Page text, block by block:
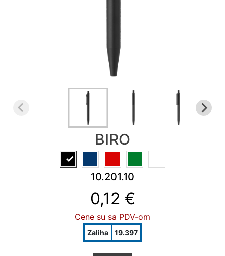
RASPRODAJA
BIRO
10.201.10
0,12 €
Cene su sa PDV-om
Zaliha 19.397